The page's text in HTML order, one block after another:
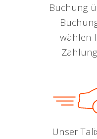
Buchung
wählen
Unser